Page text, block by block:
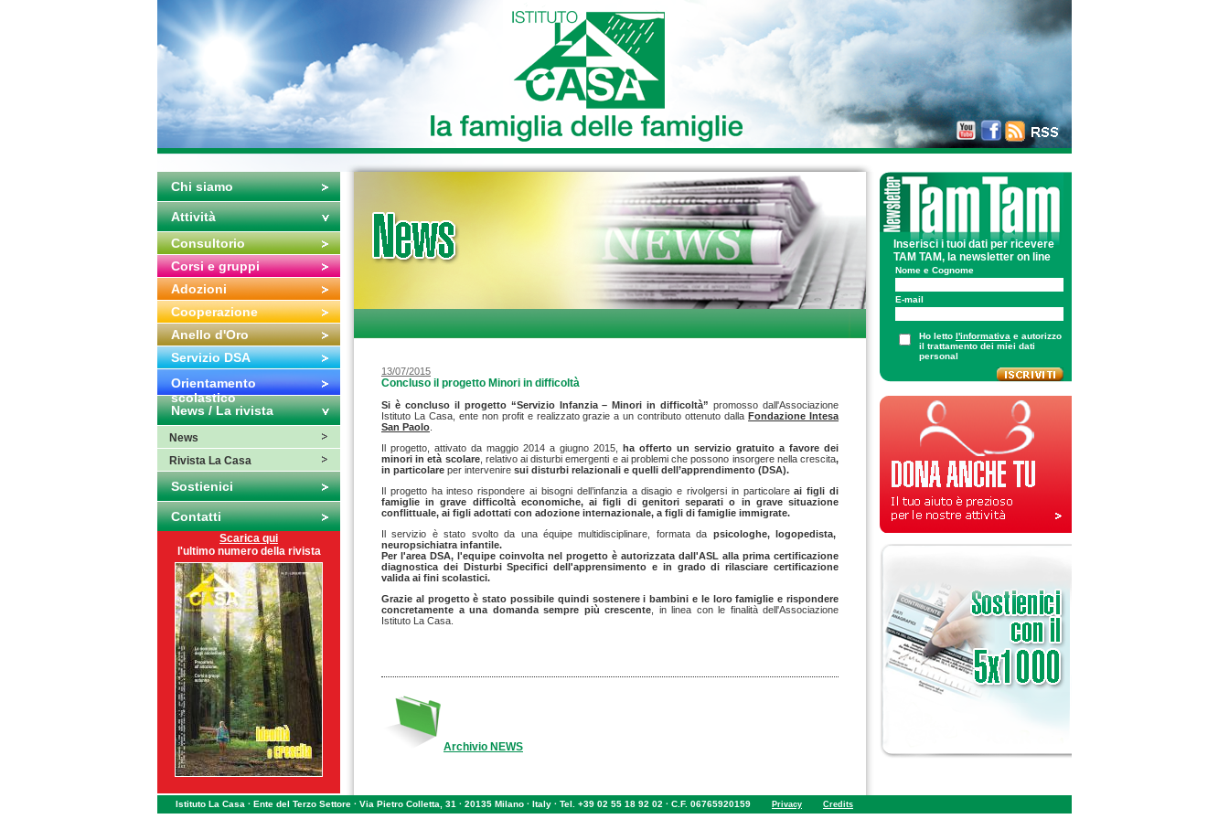
Chi siamo
Attività
Consultorio
Corsi e gruppi
Adozioni
Cooperazione
Anello d'Oro
Servizio DSA
Orientamento
scolastico
News / La rivista
News
Rivista La Casa
Sostienici
Contatti
Scarica qui
l'ultimo numero della rivista
13/07/2015
Concluso il progetto Minori in difficoltà
Si è concluso il progetto “Servizio Infanzia – Minori in difficoltà”promosso dall'Associazione
Istituto La Casa, ente non profit e realizzato grazie a un contributo ottenuto dallaFondazione Intesa
San Paolo
Il progetto, attivato da maggio 2014 a giugno 2015,
ha offerto un servizio gratuito a favore dei
minori in età scolare, relativo ai disturbi emergenti e ai problemi che possono insorgere nella crescita,
in particolare per intervenire sui disturbi relazionali e quelli dell’apprendimento (DSA).
Il progetto ha inteso rispondere ai bisogni dell’infanzia a disagio e rivolgersi in particolareai figli di
famiglie in grave difficoltà economiche, ai figli di genitori separati o in grave situazione
conflittuale, ai figli adottati con adozione internazionale, a figli di famiglie immigrate.
Il servizio è stato svolto da una équipe multidisciplinare, formata da psicologhe, logopedista,
neuropsichiatra infantile.
Per l'area DSA, l'equipe coinvolta nel progetto è autorizzata dall'ASL alla prima certificazione
diagnostica dei Disturbi Specifici dell'apprensimento e in grado di rilasciare certificazione
valida ai fini scolastici.
Grazie al progetto è stato possibile quindi sostenere i bambini e le loro famiglie e rispondere
concretamente a una domanda sempre più crescente , in linea con le finalità dell'Associazione
Istituto La Casa.
Archivio NEWS
Inserisci i tuoi dati per ricevere
TAM TAM, la newsletter on line
Nome e Cognome
E-mail
Ho letto l'informativa e autorizzo
il trattamento dei miei dati
personal
Istituto La Casa · Ente del Terzo Settore · Via Pietro Colletta, 31 · 20135 Milano · Italy · Tel. +39 02 55 18 92 02 · C.F. 06765920159 Privacy Credits